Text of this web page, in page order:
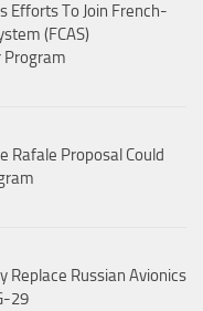
Efforts To Join French-
(FCAS)
Program
Rafale Proposal Could
Replace Russian Avionics
29